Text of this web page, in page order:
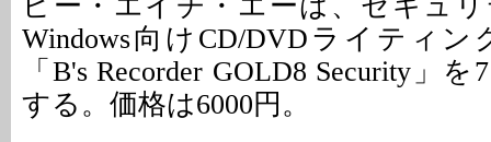
Windows向けCD/DVDライティ
「B's Recorder GOLD8 Security」
する。価格は6000円。